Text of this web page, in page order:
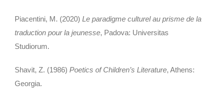
Piacentini, M. (2020) Le paradigme culturel au prisme de la
traduction pour la jeunesse, Padova: Universitas
Studiorum.
Shavit, Z. (1986) Poetics of Children’s Literature, Athens:
Georgia.